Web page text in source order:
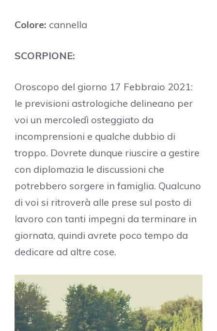
Colore: cannella
SCORPIONE:
Oroscopo del giorno 17 Febbraio 2021:
le previsioni astrologiche delineano per
voi un mercoledì osteggiato da
incomprensioni e qualche dubbio di
troppo. Dovrete dunque riuscire a gestire
con diplomazia le discussioni che
potrebbero sorgere in famiglia. Qualcuno
di voi si ritroverà alle prese sul posto di
lavoro con tanti impegni da terminare in
giornata, quindi avrete poco tempo da
dedicare ad altre cose.